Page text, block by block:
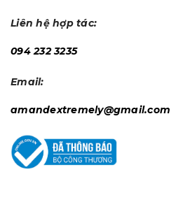
Liên hệ hợp tác:
094 232 3235
Email:
amandextremely@gmail.com